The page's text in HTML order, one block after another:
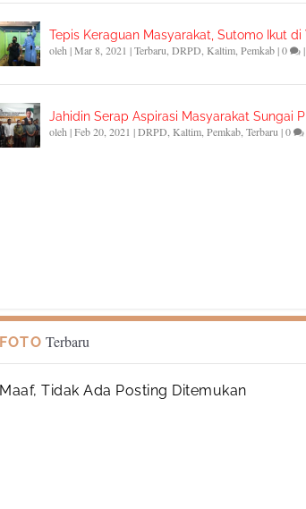
Tepis Keraguan Masyarakat, Sutomo Ikut di
oleh|Mar 8, 2021 |Terbaru,DRPD,Kaltim,Pemkab|0 |
Jahidin Serap Aspirasi Masyarakat Sungai
oleh|Feb 20, 2021 |DRPD,Kaltim,Pemkab,Terbaru|0
FOTO Terbaru
Maaf, Tidak Ada Posting Ditemukan